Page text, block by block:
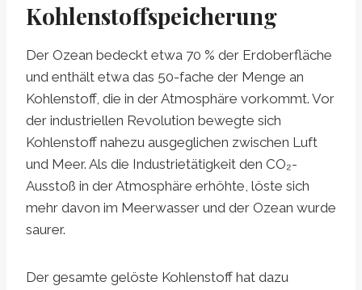
Kohlenstoffspeicherung
Der Ozean bedeckt etwa 70 % der Erdoberfläche
und enthält etwa das 50-fache der Menge an
Kohlenstoff, die in der Atmosphäre vorkommt. Vor
der industriellen Revolution bewegte sich
Kohlenstoff nahezu ausgeglichen zwischen Luft
und Meer. Als die Industrietätigkeit den CO₂-
Ausstoß in der Atmosphäre erhöhte, löste sich
mehr davon im Meerwasser und der Ozean wurde
saurer.
Der gesamte gelöste Kohlenstoff hat dazu